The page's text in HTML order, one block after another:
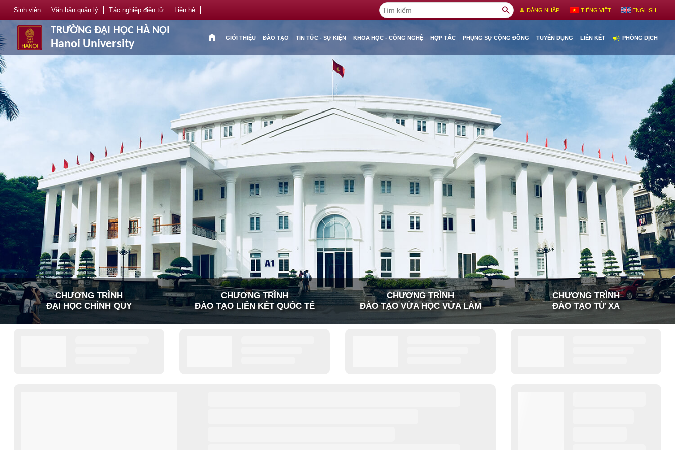
Sinh viên Văn bản quản lý Tác nghiệp điện tử Liên hệ search person ĐĂNG NHẬP TIẾNG VIỆT ENGLISH
TRƯỜNG ĐẠI HỌC HÀ NỘI
Hanoi University
home GIỚI THIỆU ĐÀO TẠO TIN TỨC - SỰ KIỆN KHOA HỌC - CÔNG NGHỆ HỢP TÁC PHỤNG SỰ CỘNG ĐỒNG TUYỂN DỤNG LIÊN KẾT campaign PHÒNG DỊCH
CHƯƠNG TRÌNH
ĐẠI HỌC CHÍNH QUY
CHƯƠNG TRÌNH
ĐÀO TẠO LIÊN KẾT QUỐC TẾ
CHƯƠNG TRÌNH
ĐÀO TẠO VỪA HỌC VỪA LÀM
CHƯƠNG TRÌNH
ĐÀO TẠO TỪ XA